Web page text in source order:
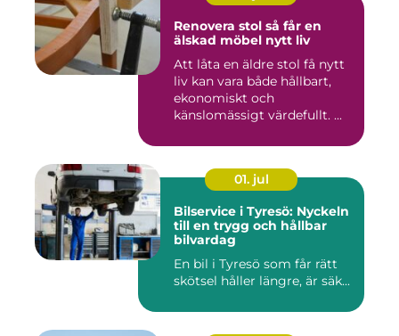
Renovera stol så får en
älskad möbel nytt liv
Att låta en äldre stol få nytt
liv kan vara både hållbart,
ekonomiskt och
känslomässigt värdefullt. ...
01. jul
Bilservice i Tyresö: Nyckeln
till en trygg och hållbar
bilvardag
En bil i Tyresö som får rätt
skötsel håller längre, är säk...